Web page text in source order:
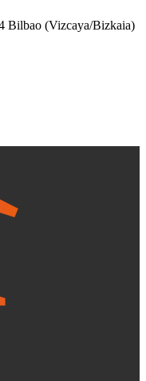
Bilbao (Vizcaya/Bizkaia)